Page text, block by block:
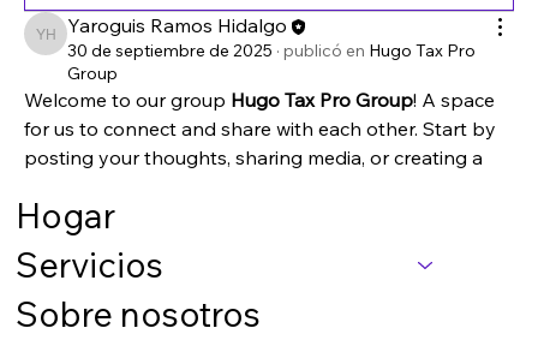
Yaroguis Ramos Hidalgo
Yaroguis Ramos Hidalgo
30 de septiembre de 2025 · publicó en Hugo Tax Pro
Group
Welcome to our group Hugo Tax Pro Group! A space
for us to connect and share with each other. Start by
posting your thoughts, sharing media, or creating a
0
Hogar
Servicios
Sobre nosotros